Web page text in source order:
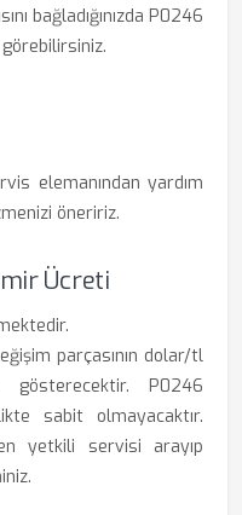
bağladığınızda P0246
elemanından yardım
öneririz.
Ücreti
parçasının dolar/tl
gösterecektir. P0246
sabit olmayacaktır.
yetkili servisi arayıp